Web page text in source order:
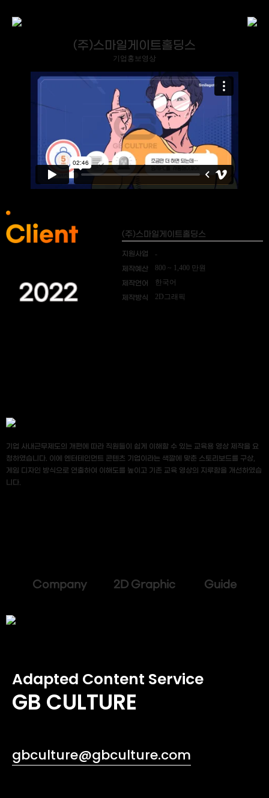
(주)스마일게이트홀딩스
기업홍보영상
2022
(주)스마일게이트홀딩스
지원사업 -
제작예산 800 ~ 1,400 만원
제작언어 한국어
제작방식 2D그래픽
기업 사내근무제도의 개편에 따라 직원들이 쉽게 이해할 수 있는 교육용 영상 제작을 요
청하였습니다. 이에 엔터테인먼트 콘텐츠 기업이라는 색깔에 맞춘 스토리보드를 구상,
게임 디자인 방식으로 연출하여 이해도를 높이고 기존 교육 영상의 지루함을 개선하였습
니다.
Company 2D Graphic Guide
Adapted Content Service
GB CULTURE
gbculture@gbculture.com